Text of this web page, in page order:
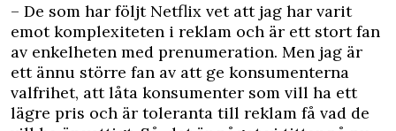
– De som har följt Netflix vet att jag har varit
emot komplexiteten i reklam och är ett stort fan
av enkelheten med prenumeration. Men jag är
ett ännu större fan av att ge konsumenterna
valfrihet, att låta konsumenter som vill ha ett
lägre pris och är toleranta till reklam få vad de